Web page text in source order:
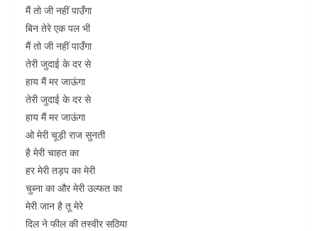
मैं तो जी नहीं पाउँगा
बिन तेरे एक पल भी
मैं तो जी नहीं पाउँगा
तेरी जुदाई के दर से
हाय मैं मर जाऊंगा
तेरी जुदाई के दर से
हाय मैं मर जाऊंगा
ओ मेरी चूड़ी राज सुनती
है मेरी चाहत का
हर मेरी तड़प का मेरी
चुब्ना का और मेरी उल्फत का
मेरी जान है तू मेरे
दिल ने फील की तस्वीर सठिया